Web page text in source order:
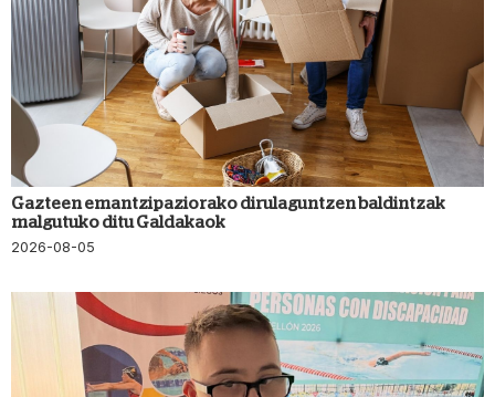
Gazteen emantzipaziorako dirulaguntzen baldintzak
malgutuko ditu Galdakaok
2026-08-05